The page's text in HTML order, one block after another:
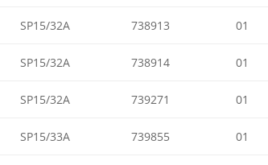
SP15/32A 738913 01
SP15/32A 738914 01
SP15/32A 739271 01
SP15/33A 739855 01